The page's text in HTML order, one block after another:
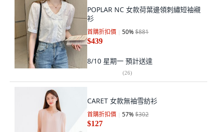
POPLAR NC 女款荷葉邊領刺繡短袖襯
衫
首購折扣價 50%$881
$439
8/10 星期一 預計送達
(26)
CARET 女款無袖雪紡衫
首購折扣價 57%$302
$127